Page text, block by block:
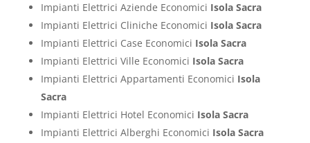
Impianti Elettrici Aziende Economici Isola Sacra
Impianti Elettrici Cliniche Economici Isola Sacra
Impianti Elettrici Case Economici Isola Sacra
Impianti Elettrici Ville Economici Isola Sacra
Impianti Elettrici Appartamenti Economici Isola
Sacra
Impianti Elettrici Hotel Economici Isola Sacra
Impianti Elettrici Alberghi Economici Isola Sacra